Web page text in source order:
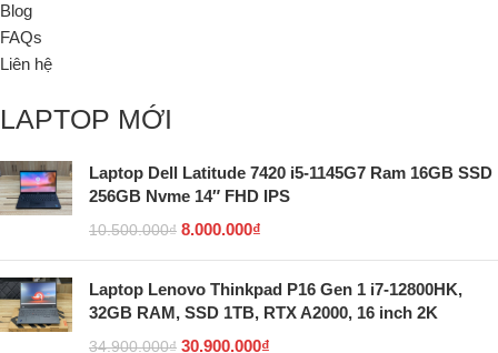
Blog
FAQs
Liên hệ
LAPTOP MỚI
Laptop Dell Latitude 7420 i5-1145G7 Ram 16GB SSD
256GB Nvme 14″ FHD IPS
10.500.000₫ 8.000.000₫
Laptop Lenovo Thinkpad P16 Gen 1 i7-12800HK,
32GB RAM, SSD 1TB, RTX A2000, 16 inch 2K
34.900.000₫ 30.900.000₫